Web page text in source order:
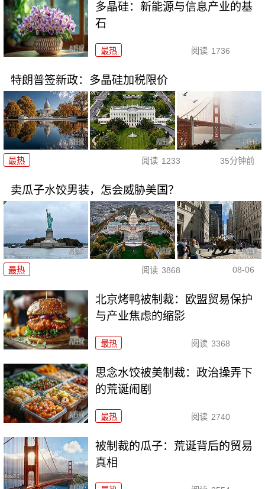
多晶硅：新能源与信息产业的基
石
最热 阅读 1736
特朗普签新政：多晶硅加税限价
最热 阅读 1233 35分钟前
卖瓜子水饺男装，怎会威胁美国？
最热 阅读 3868 08-06
北京烤鸭被制裁：欧盟贸易保护
与产业焦虑的缩影
最热 阅读 3368
思念水饺被美制裁：政治操弄下
的荒诞闹剧
最热 阅读 2740
被制裁的瓜子：荒诞背后的贸易
真相